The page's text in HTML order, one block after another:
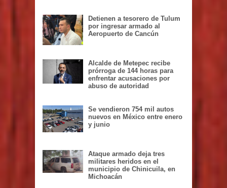
Detienen a tesorero de Tulum
por ingresar armado al
Aeropuerto de Cancún
Alcalde de Metepec recibe
prórroga de 144 horas para
enfrentar acusaciones por
abuso de autoridad
Se vendieron 754 mil autos
nuevos en México entre enero
y junio
Ataque armado deja tres
militares heridos en el
municipio de Chinicuila, en
Michoacán